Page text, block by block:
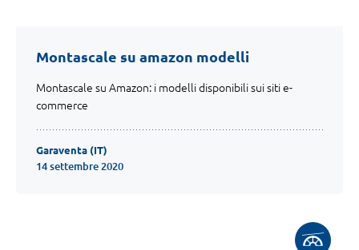
Montascale su amazon modelli
Montascale su Amazon: i modelli disponibili sui siti e-
commerce
Garaventa (IT)
14 settembre 2020